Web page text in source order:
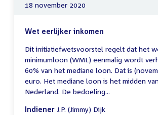
18 november 2020
Wet eerlijker inkomen
Dit initiatiefwetsvoorstel regelt dat het
minimumloon (WML) eenmalig wordt
60% van het mediane loon. Dat is
euro. Het mediane loon is het midden
Nederland. De bedoeling...
Indiener J.P. (Jimmy) Dijk